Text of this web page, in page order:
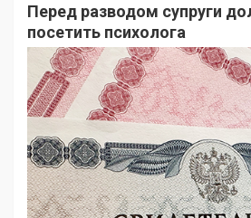
Перед разводом супруги
посетить психолога